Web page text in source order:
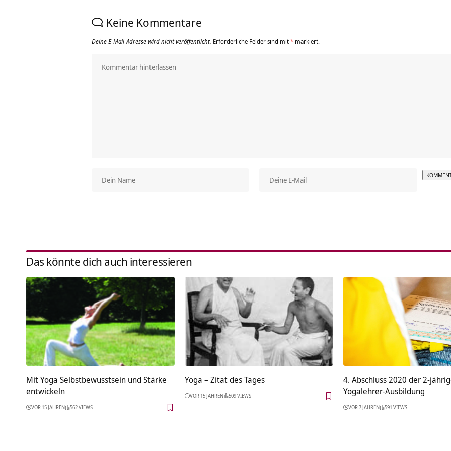
Keine Kommentare
Deine E-Mail-Adresse wird nicht veröffentlicht. Erforderliche Felder sind mit* markiert.
Das könnte dich auch interessieren
Mit Yoga Selbstbewusstsein und Stärke
entwickeln
VOR 15 JAHREN 562 VIEWS
Yoga – Zitat des Tages
VOR 15 JAHREN 509 VIEWS
4. Abschluss 2020 der 2-
Yogalehrer-Ausbildung
VOR 7 JAHREN 591 VIEWS